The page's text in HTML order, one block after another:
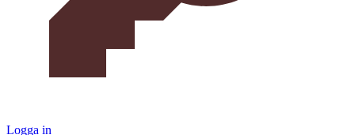
Logga in